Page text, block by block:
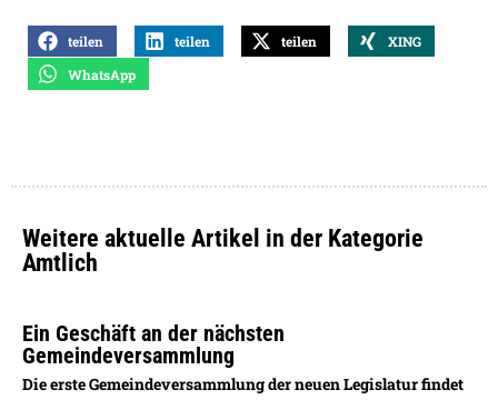
teilen teilen teilen
XING
WhatsApp
Weitere aktuelle Artikel in der Kategorie
Amtlich
Ein Geschäft an der nächsten
Gemeindeversammlung
Die erste Gemeindeversammlung der neuen Legislatur findet